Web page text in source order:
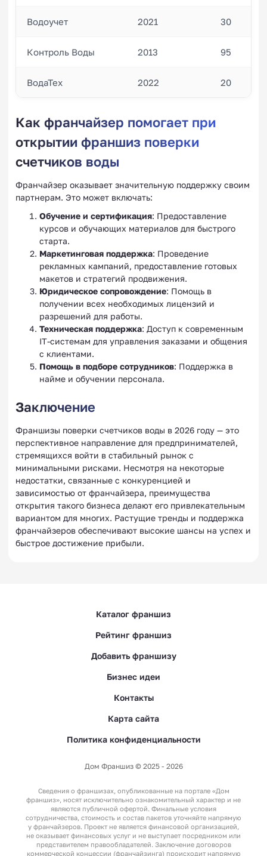
Водоучет 2021 30
Контроль Воды 2013 95
ВодаТех 2022 20
Как франчайзер помогает при
открытии франшиз поверки
счетчиков воды
Франчайзер оказывает значительную поддержку своим
партнерам. Это может включать:
Обучение и сертификация: Предоставление
курсов и обучающих материалов для быстрого
старта.
Маркетинговая поддержка: Проведение
рекламных кампаний, предоставление готовых
макетов и стратегий продвижения.
Юридическое сопровождение: Помощь в
получении всех необходимых лицензий и
разрешений для работы.
Техническая поддержка: Доступ к современным
IT-системам для управления заказами и общения
с клиентами.
Помощь в подборе сотрудников: Поддержка в
найме и обучении персонала.
Заключение
Франшизы поверки счетчиков воды в 2026 году — это
перспективное направление для предпринимателей,
стремящихся войти в стабильный рынок с
минимальными рисками. Несмотря на некоторые
недостатки, связанные с конкуренцией и
зависимостью от франчайзера, преимущества
открытия такого бизнеса делают его привлекательным
вариантом для многих. Растущие тренды и поддержка
франчайзеров обеспечивают высокие шансы на успех и
быстрое достижение прибыли.
Каталог франшиз
Рейтинг франшиз
Добавить франшизу
Бизнес идеи
Контакты
Карта сайта
Политика конфиденциальности
Дом Франшиз © 2025 - 2026